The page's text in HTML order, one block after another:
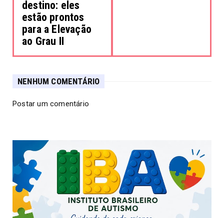
destino: eles
estão prontos
para a Elevação
ao Grau II
NENHUM COMENTÁRIO
Postar um comentário